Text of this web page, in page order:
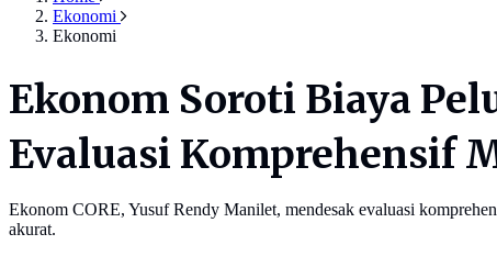
Ekonomi
Ekonomi
Ekonom Soroti Biaya
Evaluasi Komprehensif
Ekonom CORE, Yusuf Rendy Manilet, mendesak evaluasi
akurat.